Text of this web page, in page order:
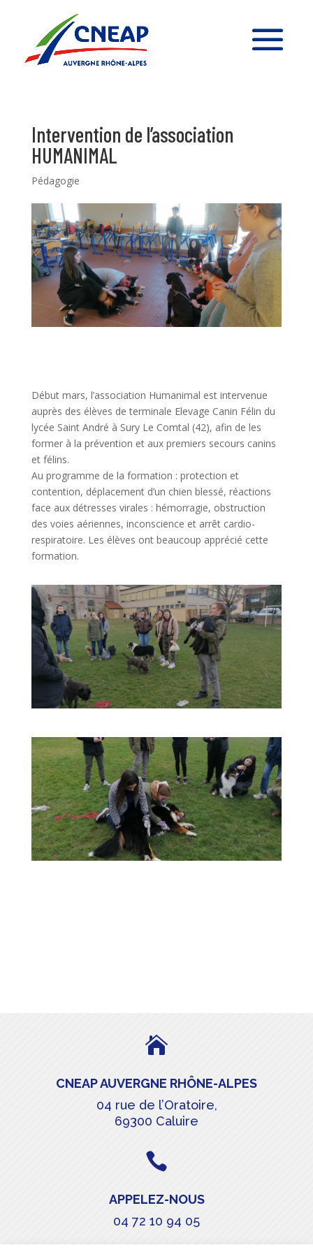
Intervention de l’association
HUMANIMAL
Pédagogie
Début mars, l’association Humanimal est intervenue
auprès des élèves de terminale Elevage Canin Félin du
lycée Saint André à Sury Le Comtal (42), afin de les
former à la prévention et aux premiers secours canins
et félins.
Au programme de la formation : protection et
contention, déplacement d’un chien blessé, réactions
face aux détresses virales : hémorragie, obstruction
des voies aériennes, inconscience et arrêt cardio-
respiratoire. Les élèves ont beaucoup apprécié cette
formation.

CNEAP AUVERGNE RHÔNE-ALPES
04 rue de l’Oratoire,
69300 Caluire

APPELEZ-NOUS
04 72 10 94 05